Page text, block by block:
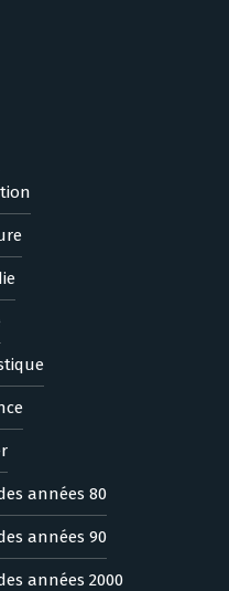
années 80
années 90
années 2000